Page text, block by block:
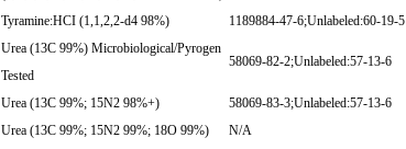
Tyramine:HCI (1,1,2,2-d4 98%) 1189884-47-6;Unlabeled:60-19-5
Urea (13C 99%) Microbiological/Pyrogen
Tested
58069-82-2;Unlabeled:57-13-6
Urea (13C 99%; 15N2 98%+)
58069-83-3;Unlabeled:57-13-6
Urea (13C 99%; 15N2 99%; 18O 99%)
N/A